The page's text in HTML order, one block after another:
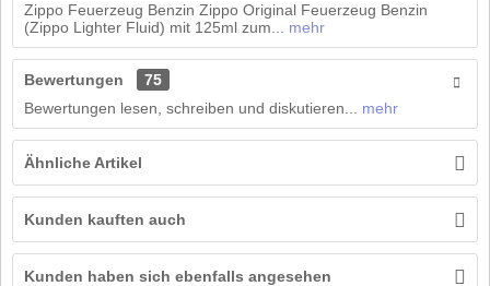
Zippo Feuerzeug Benzin Zippo Original Feuerzeug Benzin
(Zippo Lighter Fluid) mit 125ml zum...
mehr
Bewertungen
75
Bewertungen lesen, schreiben und diskutieren...
mehr
Ähnliche Artikel
Kunden kauften auch
Kunden haben sich ebenfalls angesehen